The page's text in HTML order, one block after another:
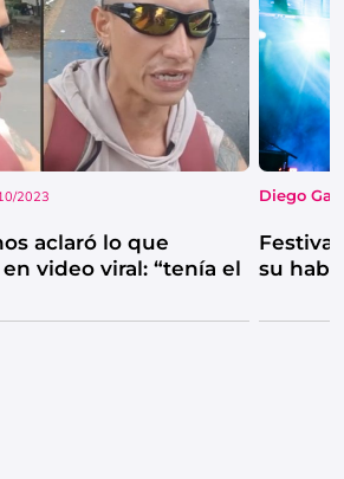
2023
aclaró lo que
video viral: “tenía el
Diego
su